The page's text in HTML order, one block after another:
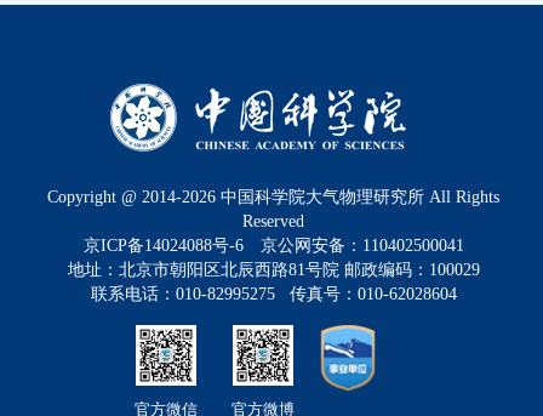
Copyright @ 2014-2026 中国科学院大气物理研究所 All Rights
Reserved
京ICP备14024088号-6
京公网安备：110402500041
地址：北京市朝阳区北辰西路81号院 邮政编码：100029
联系电话：010-82995275 传真号：010-62028604
官方微信 官方微博